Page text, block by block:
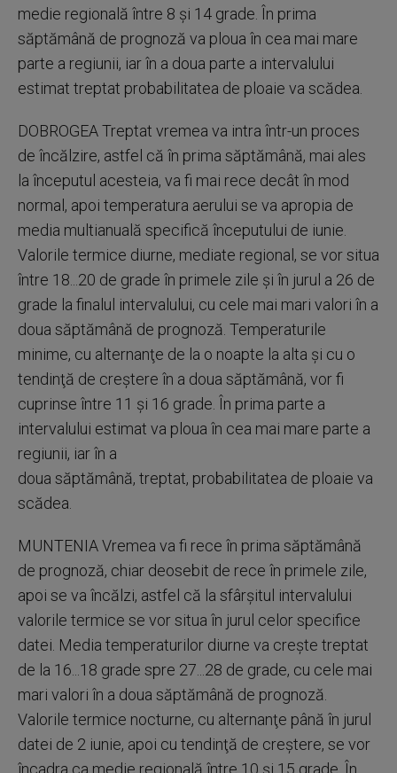
medie regională între 8 şi 14 grade. În prima
săptămână de prognoză va ploua în cea mai mare
parte a regiunii, iar în a doua parte a intervalului
estimat treptat probabilitatea de ploaie va scădea.
DOBROGEA Treptat vremea va intra într-un proces
de încălzire, astfel că în prima săptămână, mai ales
la începutul acesteia, va fi mai rece decât în mod
normal, apoi temperatura aerului se va apropia de
media multianuală specifică începutului de iunie.
Valorile termice diurne, mediate regional, se vor situa
între 18...20 de grade în primele zile şi în jurul a 26 de
grade la finalul intervalului, cu cele mai mari valori în a
doua săptămână de prognoză. Temperaturile
minime, cu alternanţe de la o noapte la alta şi cu o
tendinţă de creştere în a doua săptămână, vor fi
cuprinse între 11 şi 16 grade. În prima parte a
intervalului estimat va ploua în cea mai mare parte a
regiunii, iar în a
doua săptămână, treptat, probabilitatea de ploaie va
scădea.
MUNTENIA Vremea va fi rece în prima săptămână
de prognoză, chiar deosebit de rece în primele zile,
apoi se va încălzi, astfel că la sfârşitul intervalului
valorile termice se vor situa în jurul celor specifice
datei. Media temperaturilor diurne va creşte treptat
de la 16...18 grade spre 27...28 de grade, cu cele mai
mari valori în a doua săptămână de prognoză.
Valorile termice nocturne, cu alternanţe până în jurul
datei de 2 iunie, apoi cu tendinţă de creştere, se vor
încadra ca medie regională între 10 şi 15 grade. În